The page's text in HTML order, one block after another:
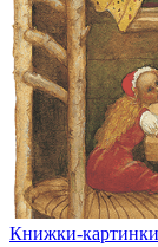
Книжки-картинки